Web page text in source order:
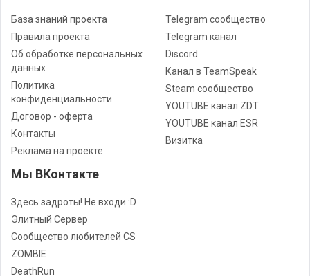
База знаний проекта
Правила проекта
Об обработке персональных
данных
Политика
конфиденциальности
Договор - оферта
Контакты
Реклама на проекте
Telegram сообщество
Telegram канал
Discord
Канал в TeamSpeak
Steam сообщество
YOUTUBE канал ZDT
YOUTUBE канал ESR
Визитка
Мы ВКонтакте
Здесь задроты! Не входи :D
Элитный Сервер
Сообщество любителей CS
ZOMBIE
DeathRun